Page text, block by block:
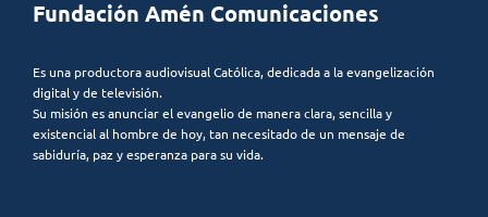
Fundación Amén Comunicaciones
Es una productora audiovisual Católica, dedicada a la evangelización
digital y de televisión.
Su misión es anunciar el evangelio de manera clara, sencilla y
existencial al hombre de hoy, tan necesitado de un mensaje de
sabiduría, paz y esperanza para su vida.